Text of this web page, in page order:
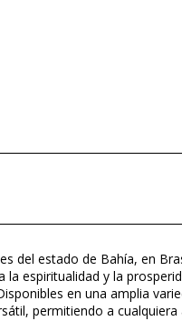
del estado de Bahía, en
espiritualidad y la
en una amplia
permitiendo a